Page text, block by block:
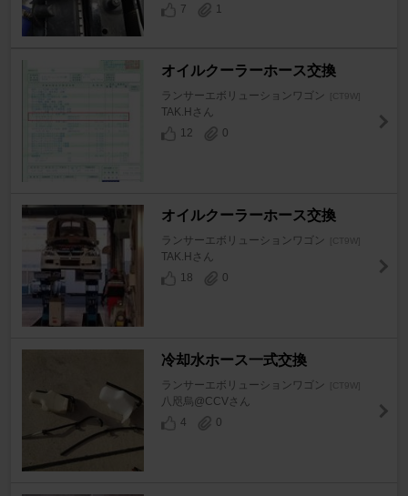
7
1
オイルクーラーホース交換
ランサーエボリューションワゴン [CT9W]
TAK.Hさん
12
0
オイルクーラーホース交換
ランサーエボリューションワゴン [CT9W]
TAK.Hさん
18
0
冷却水ホース一式交換
ランサーエボリューションワゴン [CT9W]
八咫烏@CCVさん
4
0